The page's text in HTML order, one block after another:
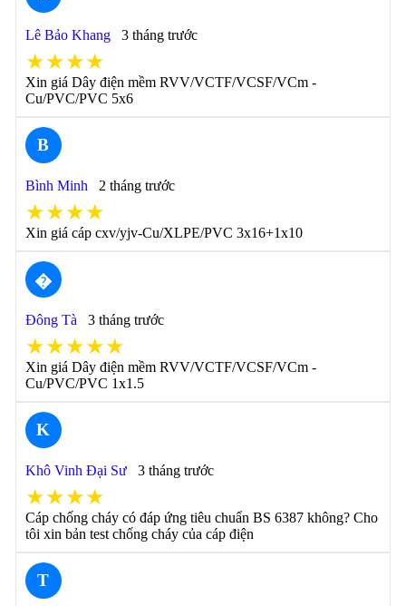
Lê Bảo Khang 3 tháng trước
★★★★
Xin giá Dây điện mềm RVV/VCTF/VCSF/VCm -
Cu/PVC/PVC 5x6
B
Bình Minh 2 tháng trước
★★★★
Xin giá cáp cxv/yjv-Cu/XLPE/PVC 3x16+1x10
�
Đông Tà 3 tháng trước
★★★★★
Xin giá Dây điện mềm RVV/VCTF/VCSF/VCm -
Cu/PVC/PVC 1x1.5
K
Khô Vinh Đại Sư 3 tháng trước
★★★★
Cáp chống cháy có đáp ứng tiêu chuẩn BS 6387 không? Cho
tôi xin bản test chống cháy của cáp điện
T